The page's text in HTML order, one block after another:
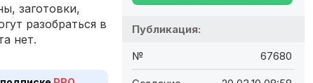
заготовки,
разобраться в
нет.
Публикация:
№ 67680